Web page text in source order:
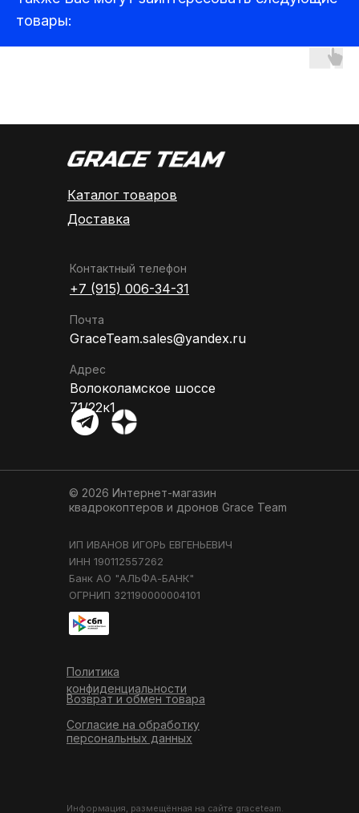
товары:
Политика
конфиденциальности
Каталог товаров
© 2026 Интернет-магазин
квадрокоптеров и дронов Grace Team
Информация, размещённая на сайте graceteam.
Доставка
Аудиотехника
Контактный телефон
Почта
Адрес
Волоколамское шоссе
71/22к1
GraceTeam.sales@yandex.ru
+7 (915) 006-34-31
ИП ИВАНОВ ИГОРЬ ЕВГЕНЬЕВИЧ
ИНН 190112557262
Банк АО "АЛЬФА-БАНК"
ОГРНИП 321190000004101
Возврат и обмен товара
Согласие на обработку
персональных данных